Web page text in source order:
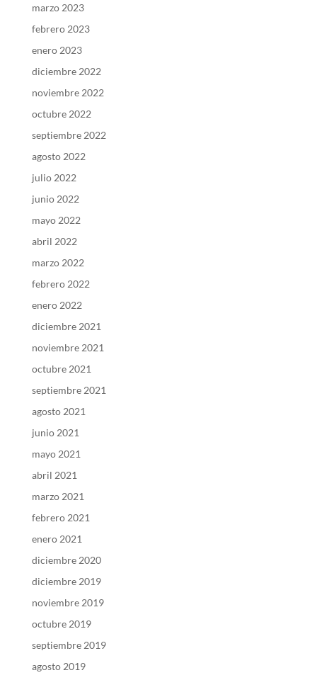
marzo 2023
febrero 2023
enero 2023
diciembre 2022
noviembre 2022
octubre 2022
septiembre 2022
agosto 2022
julio 2022
junio 2022
mayo 2022
abril 2022
marzo 2022
febrero 2022
enero 2022
diciembre 2021
noviembre 2021
octubre 2021
septiembre 2021
agosto 2021
junio 2021
mayo 2021
abril 2021
marzo 2021
febrero 2021
enero 2021
diciembre 2020
diciembre 2019
noviembre 2019
octubre 2019
septiembre 2019
agosto 2019